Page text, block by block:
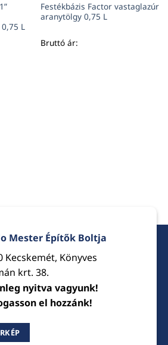
L
Festékbázis Factor vastaglazúr
aranytölgy 0,75 L
Bruttó ár:
Mester Építők Boltja
Kecskemét, Könyves
krt. 38.
nyitva vagyunk!
el hozzánk!